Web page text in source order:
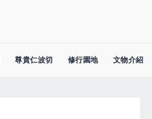
尊貴仁波切 修行園地 文物介紹